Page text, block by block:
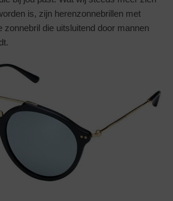
is, zijn herenzonnebrillen met
zonnebril die uitsluitend door mannen